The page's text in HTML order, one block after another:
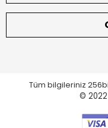
Tüm bilgileriniz
© 2022